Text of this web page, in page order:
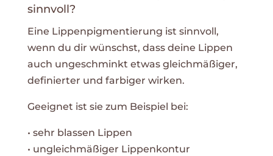
sinnvoll?
Eine Lippenpigmentierung ist sinnvoll,
wenn du dir wünschst, dass deine Lippen
auch ungeschminkt etwas gleichmäßiger,
definierter und farbiger wirken.
Geeignet ist sie zum Beispiel bei:
• sehr blassen Lippen
• ungleichmäßiger Lippenkontur